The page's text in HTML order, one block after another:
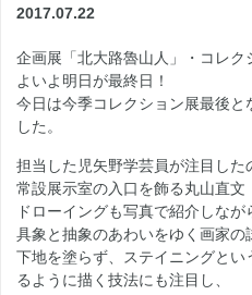
2017.07.22
企画展「北大路魯山人」・コレ
よいよ明日が最終日！
今日は今季コレクション展最後と
した。
担当した児矢野学芸員が注目した
常設展示室の入口を飾る丸山直
ドローイングも写真で紹介しなが
具象と抽象のあわいをゆく画家の
下地を塗らず、ステイニングと
るように描く技法にも注目し、